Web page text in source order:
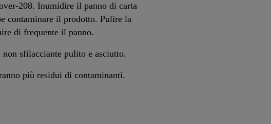
208. Inumidire il panno di carta
contaminare il prodotto. Pulire la
di frequente il panno.
sfilacciante pulito e asciutto.
più residui di contaminanti.